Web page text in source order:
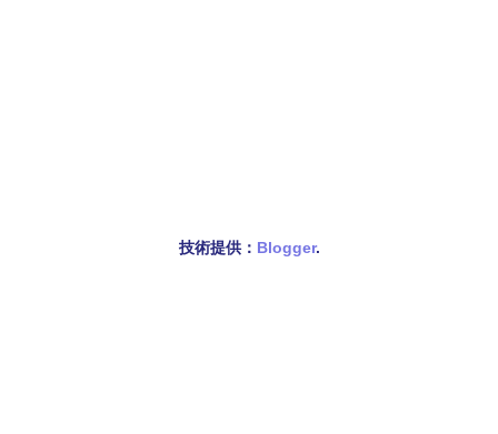
技術提供： Blogger.